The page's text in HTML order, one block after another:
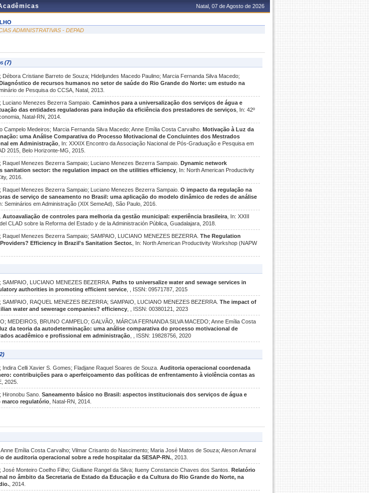
Natal, 07 de Agosto de 2026
ADMINISTRATIVAS - DEPAD
(7)
Débora Cristiane Barreto de Souza; Hideljundes Macedo Paulino; Marcia Fernanda Silva Macedo;
de recursos humanos no setor de saúde do Rio Grande do Norte: um estudo na
de Pesquisa do CCSA, Natal, 2013.
Menezes Bezerra Sampaio. Caminhos para a universalização dos serviços de água e
das entidades reguladoras para indução da eficiência dos prestadores de serviços , In: 42º
Natal-RN, 2014.
Campelo Medeiros; Marcia Fernanda Silva Macedo; Anne Emília Costa Carvalho. Motivação à Luz da
uma Análise Comparativa do Processo Motivacional de Concluintes dos Mestrados
em Administração , In: XXXIX Encontro da Associação Nacional de Pós-Graduação e Pesquisa em
2015, Belo Horizonte-MG, 2015.
Menezes Bezerra Sampaio; Luciano Menezes Bezerra Sampaio. Dynamic network
sanitation sector: the regulation impact on the utilities efficiency , In: North American Productivity
2016.
Menezes Bezerra Sampaio; Luciano Menezes Bezerra Sampaio. O impacto da regulação na
de serviço de saneamento no Brasil: uma aplicação do modelo dinâmico de redes de análise
Seminários em Administração (XIX SemeAd), São Paulo, 2016.
Autoavaliação de controles para melhoria da gestão municipal: experiência brasileira , In: XXIII
CLAD sobre la Reforma del Estado y de la Administración Pública, Guadalajara, 2018.
Menezes Bezerra Sampaio; SAMPAIO, LUCIANO MENEZES BEZERRA. The Regulation
Efficiency in Brazil's Sanitation Sector. , In: North American Productivity Workshop (NAPW
LUCIANO MENEZES BEZERRA. Paths to universalize water and sewage services in
authorities in promoting efficient service , , ISSN: 09571787, 2015
RAQUEL MENEZES BEZERRA; SAMPAIO, LUCIANO MENEZES BEZERRA. The impact of
water and sewerage companies? efficiency , , ISSN: 00380121, 2023
MEDEIROS, BRUNO CAMPELO; GALVÃO, MÁRCIA FERNANDA SILVA MACEDO; Anne Emília Costa
da teoria da autodeterminação: uma análise comparativa do processo motivacional de
acadêmico e profissional em administração , , ISSN: 19828756, 2020
Celli Xavier S. Gomes; Fladjane Raquel Soares de Souza. Auditoria operacional coordenada
contribuições para o aperfeiçoamento das políticas de enfrentamento à violência contas as
2025.
Sano. Saneamento básico no Brasil: aspectos institucionais dos serviços de água e
marco regulatório , Natal-RN, 2014.
Emília Costa Carvalho; Vilmar Crisanto do Nascimento; Maria José Matos de Souza; Aleson Amaral
de auditoria operacional sobre a rede hospitalar da SESAP-RN. , 2013.
Monteiro Coelho Filho; Giulliane Rangel da Silva; Ilueny Constancio Chaves dos Santos. Relatório
no âmbito da Secretaria de Estado da Educação e da Cultura do Rio Grande do Norte, na
, 2014.